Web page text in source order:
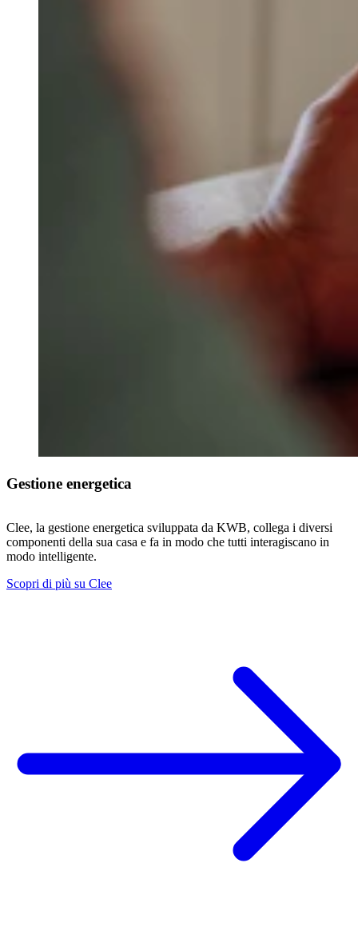
Gestione energetica
Clee, la gestione energetica sviluppata da KWB, collega i diversi
componenti della sua casa e fa in modo che tutti interagiscano in
modo intelligente.
Scopri di più su Clee